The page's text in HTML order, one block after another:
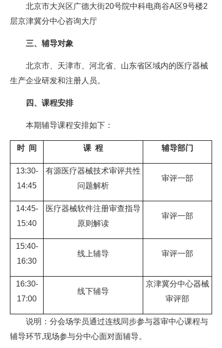
北京市大兴区广德大街20号院中科电商谷A区9号楼2
层京津冀分中心咨询大厅
三、辅导对象
北京市、天津市、河北省、山东省区域内的医疗器械
生产企业研发和注册人员。
四、课程安排
本期辅导课程安排如下：
时 间 课 程 辅导部门
13:30-
14:45
有源医疗器械技术审评共性
问题解析
审评一部
14:45-
15:40
医疗器械软件注册审查指导
原则解读
审评一部
15:40-
16:30
线上辅导 审评一部
16:30-
17:00
线下辅导
京津冀分中心器械
审评部
说明：分会场学员通过连线同步参与器审中心课程与
辅导环节,现场参与分中心面对面辅导。